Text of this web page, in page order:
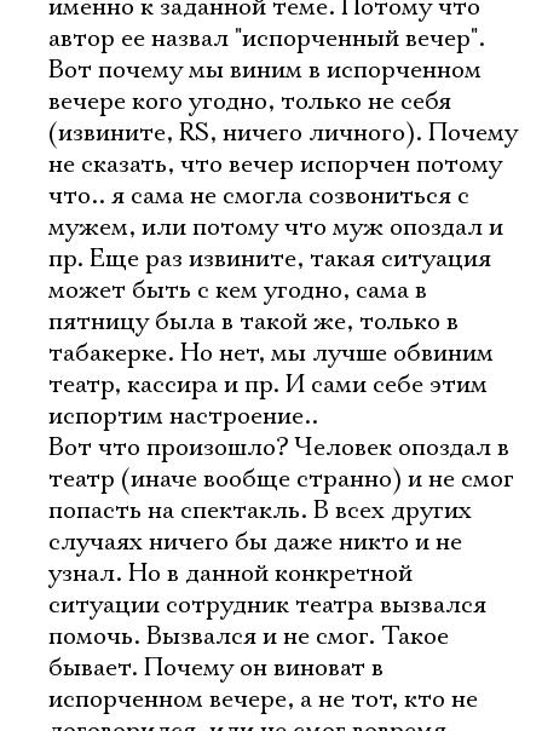
именно к заданной теме. Потому что
автор ее назвал "испорченный вечер".
Вот почему мы виним в испорченном
вечере кого угодно, только не себя
(извините, RS, ничего личного). Почему
не сказать, что вечер испорчен потому
что.. я сама не смогла созвониться с
мужем, или потому что муж опоздал и
пр. Еще раз извините, такая ситуация
может быть с кем угодно, сама в
пятницу была в такой же, только в
табакерке. Но нет, мы лучше обвиним
театр, кассира и пр. И сами себе этим
испортим настроение..
Вот что произошло? Человек опоздал в
театр (иначе вообще странно) и не смог
попасть на спектакль. В всех других
случаях ничего бы даже никто и не
узнал. Но в данной конкретной
ситуации сотрудник театра вызвался
помочь. Вызвался и не смог. Такое
бывает. Почему он виноват в
испорченном вечере, а не тот, кто не